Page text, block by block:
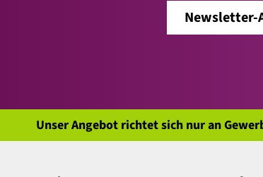
Newsletter-
Unser Angebot richtet sich nur an